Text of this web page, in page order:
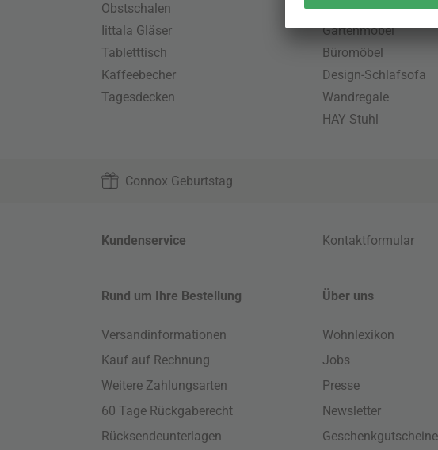
Obstschalen
Iittala Gläser
Tabletttisch
Kaffeebecher
Tagesdecken
Skandinavische
Gartenmöbel
Büromöbel
Design-Schlafsofa
Wandregale
HAY Stuhl
Connox Geburtstag
Kundenservice Kontaktformular
Rund um Ihre Bestellung
Versandinformationen
Kauf auf Rechnung
Weitere Zahlungsarten
60 Tage Rückgaberecht
Rücksendeunterlagen
Über uns
Wohnlexikon
Jobs
Presse
Newsletter
Geschenkgutscheine